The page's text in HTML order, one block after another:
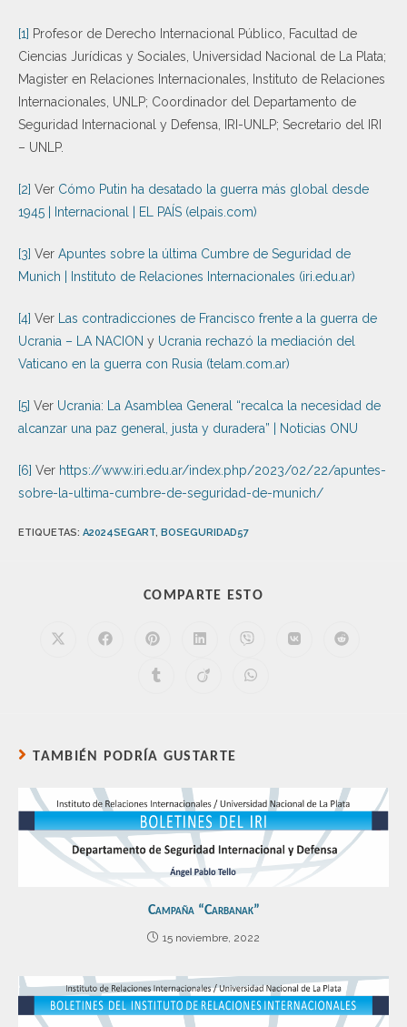
[1] Profesor de Derecho Internacional Público, Facultad de
Ciencias Jurídicas y Sociales, Universidad Nacional de La Plata;
Magister en Relaciones Internacionales, Instituto de Relaciones
Internacionales, UNLP; Coordinador del Departamento de
Seguridad Internacional y Defensa, IRI-UNLP; Secretario del IRI
– UNLP.
[2] Ver Cómo Putin ha desatado la guerra más global desde
1945 | Internacional | EL PAÍS (elpais.com)
[3] Ver Apuntes sobre la última Cumbre de Seguridad de
Munich | Instituto de Relaciones Internacionales (iri.edu.ar)
[4] Ver
Las contradicciones de Francisco frente a la guerra de
Ucrania – LA NACION y Ucrania rechazó la mediación del
Vaticano en la guerra con Rusia (telam.com.ar)
[5] Ver Ucrania: La Asamblea General “recalca la necesidad de
alcanzar una paz general, justa y duradera” | Noticias ONU
[6] Ver https://www.iri.edu.ar/index.php/2023/02/22/apuntes-
sobre-la-ultima-cumbre-de-seguridad-de-munich/
ETIQUETAS: A2024SEGART, BOSEGURIDAD57
COMPARTE ESTO
TAMBIÉN PODRÍA GUSTARTE
Campaña “Carbanak”
15 noviembre, 2022